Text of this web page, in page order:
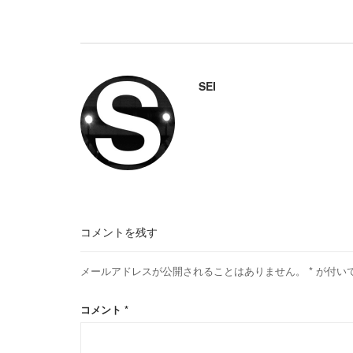
SEI
コメントを残す
メールアドレスが公開されることはありません。 * が付い
コメント *